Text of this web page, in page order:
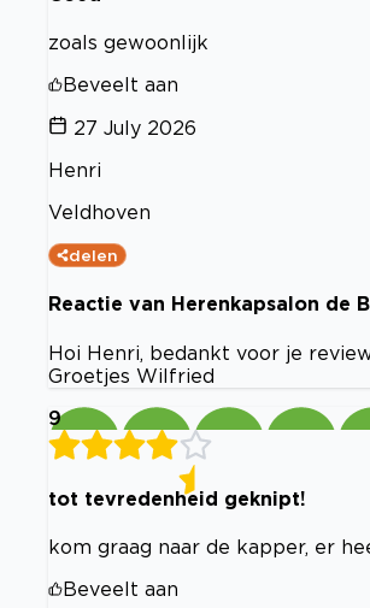
zoals gewoonlijk
Beveelt aan
27 July 2026
Henri
Veldhoven
delen
Reactie van Herenkapsalon de
Hoi Henri, bedankt voor je
Groetjes Wilfried
9
tot tevredenheid geknipt!
kom graag naar de kapper, er
Beveelt aan